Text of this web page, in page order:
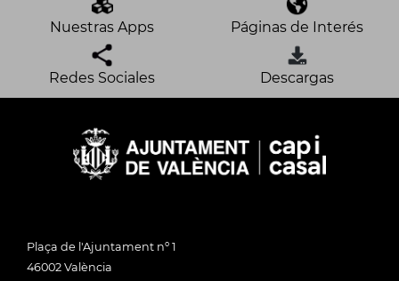
Nuestras Apps Páginas de Interés
Redes Sociales Descargas
Plaça de l'Ajuntament nº 1
46002 València